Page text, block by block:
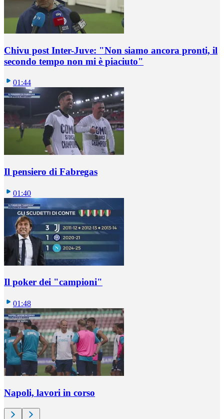
Chivu post Inter-Juve: "Non siamo ancora pronti, il
secondo tempo non mi è piaciuto"
01:44
Il pensiero di Fabregas
01:40
Il poker dei "campioni"
01:48
Napoli, lavori in corso